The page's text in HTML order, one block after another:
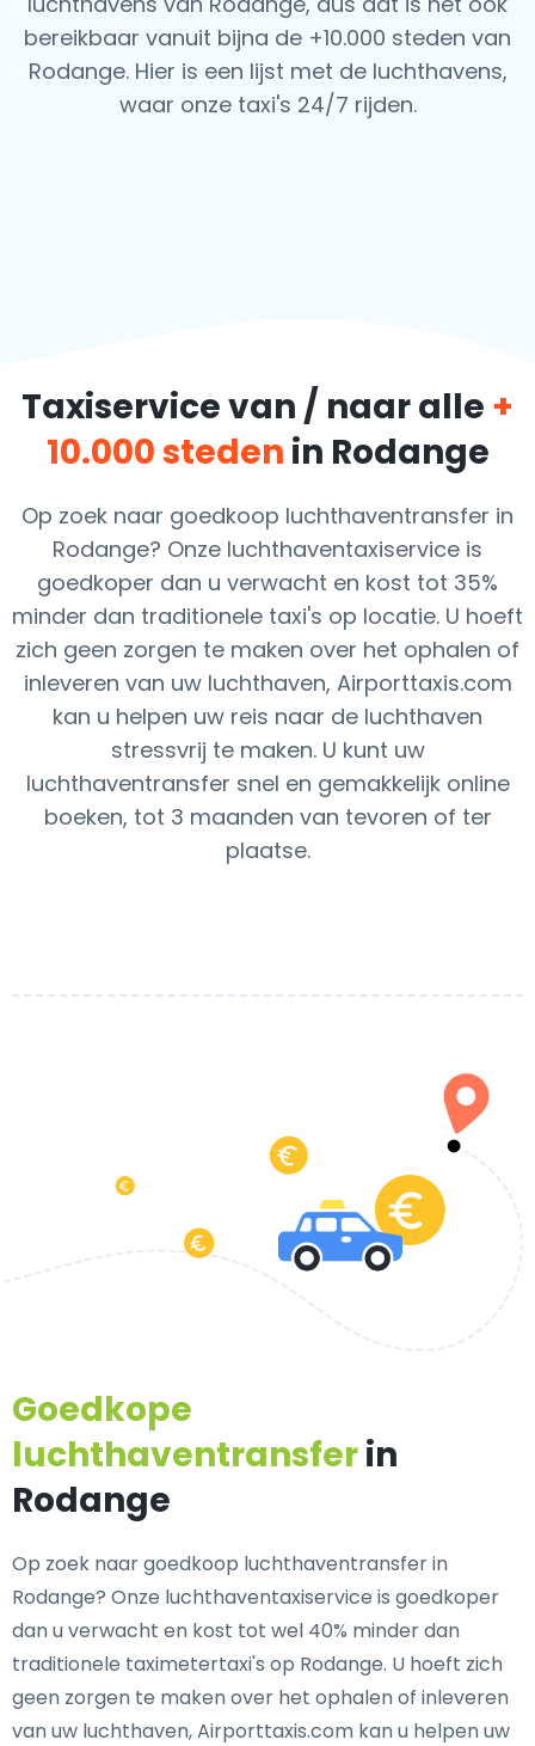
bereikbaar vanuit bijna de +10.000 steden van
Rodange. Hier is een lijst met de luchthavens,
waar onze taxi's 24/7 rijden.
Taxiservice van / naar alle +
10.000 steden in Rodange
Op zoek naar goedkoop luchthaventransfer in
Rodange? Onze luchthaventaxiservice is
goedkoper dan u verwacht en kost tot 35%
minder dan traditionele taxi's op locatie. U hoeft
zich geen zorgen te maken over het ophalen of
inleveren van uw luchthaven, Airporttaxis.com
kan u helpen uw reis naar de luchthaven
stressvrij te maken. U kunt uw
luchthaventransfer snel en gemakkelijk online
boeken, tot 3 maanden van tevoren of ter
plaatse.
Goedkope
luchthaventransferin
Rodange
Op zoek naar goedkoop luchthaventransfer in
Rodange? Onze luchthaventaxiservice is goedkoper
dan u verwacht en kost tot wel 40% minder dan
traditionele taximetertaxi's op Rodange. U hoeft zich
geen zorgen te maken over het ophalen of inleveren
van uw luchthaven, Airporttaxis.com kan u helpen uw